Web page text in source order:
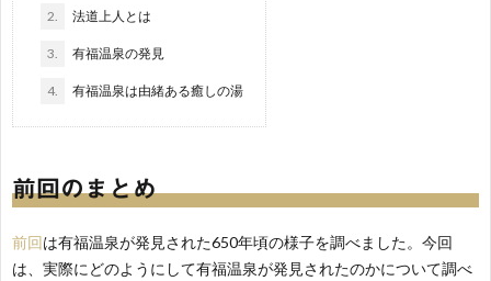
ト
2. 法道上人とは
3. 有福温泉の発見
4. 有福温泉は由緒ある癒しの湯
前回のまとめ
前回は有福温泉が発見された650年頃の様子を調べました。今回
は、実際にどのようにして有福温泉が発見されたのかについて調べ